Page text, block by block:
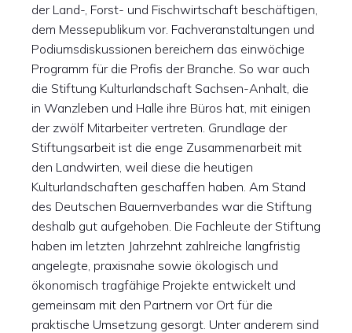
der Land-, Forst- und Fischwirtschaft beschäftigen,
dem Messepublikum vor. Fachveranstaltungen und
Podiumsdiskussionen bereichern das einwöchige
Programm für die Profis der Branche. So war auch
die Stiftung Kulturlandschaft Sachsen-Anhalt, die
in Wanzleben und Halle ihre Büros hat, mit einigen
der zwölf Mitarbeiter vertreten. Grundlage der
Stiftungsarbeit ist die enge Zusammenarbeit mit
den Landwirten, weil diese die heutigen
Kulturlandschaften geschaffen haben. Am Stand
des Deutschen Bauernverbandes war die Stiftung
deshalb gut aufgehoben. Die Fachleute der Stiftung
haben im letzten Jahrzehnt zahlreiche langfristig
angelegte, praxisnahe sowie ökologisch und
ökonomisch tragfähige Projekte entwickelt und
gemeinsam mit den Partnern vor Ort für die
praktische Umsetzung gesorgt. Unter anderem sind